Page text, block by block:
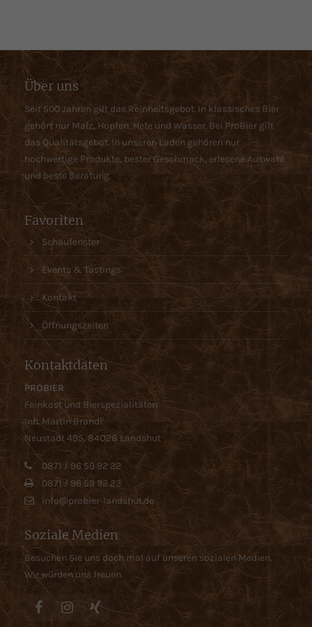
Über uns
Seit 500 Jahren gilt das Reinheitsgebot. In klassisches Bier
gehört nur Malz, Hopfen, Hefe und Wasser. Bei ProBier gilt
das Qualitätsgebot. In unseren Laden gehören nur
hochwertige Produkte, bester Geschmack, erlesene Auswahl
und beste Beratung.
Favoriten
Schaufenster
Events & Tastings
Kontakt
Öffnungszeiten
Kontaktdaten
PROBIER
Feinkost und Bierspezialitäten
Inh. Martin Brandl
Neustadt 495, 84O28 Landshut
0871 / 96 59 92 22
0871 / 96 59 92 23
info@probier-landshut.de
Soziale Medien
Besuchen Sie uns doch mal auf unseren sozialen Medien.
Wir würden uns freuen.